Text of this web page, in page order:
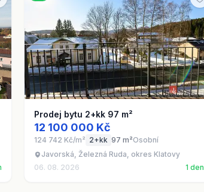
Prodej bytu 2+kk 97 m²
12 100 000 Kč
124 742 Kč/m² 2+kk 97 m²Osobní
Javorská, Železná Ruda, okres Klatovy
06. 08. 2026
1 den